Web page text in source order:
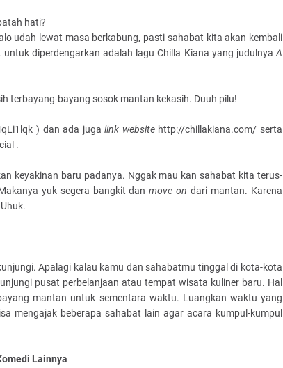
hati?
udah lewat masa berkabung, pasti sahabat kita akan kembali
diperdengarkan adalah lagu Chilla Kiana yang judulnya A
terbayang-bayang sosok mantan kekasih. Duuh pilu!
) dan ada jugalink website http://chillakiana.com/ serta
.
keyakinan baru padanya. Nggak mau kan sahabat kita terus-
yuk segera bangkit danmove on dari mantan. Karena
Apalagi kalau kamu dan sahabatmu tinggal di kota-kota
pusat perbelanjaan atau tempat wisata kuliner baru. Hal
mantan untuk sementara waktu. Luangkan waktu yang
mengajak beberapa sahabat lain agar acara kumpul-kumpul
Lainnya